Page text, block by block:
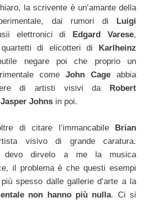
la scrivente è un’amante della
dai rumori di
Luigi
elettronici di Edgard Varese,
di elicotteri di
Karlheinz
negare poi che proprio un
come John Cage abbia
di artisti visivi da
Robert
Johns in poi.
di citare l’immancabile Brian
visivo di grande caratura.
devo dirvelo a me la musica
il problema è che questi esempi
spesso dalle gallerie d’arte a la
non hanno più nulla. Ci si